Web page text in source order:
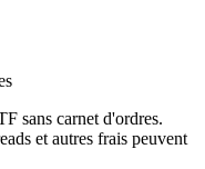
sans carnet d'ordres.
et autres frais peuvent